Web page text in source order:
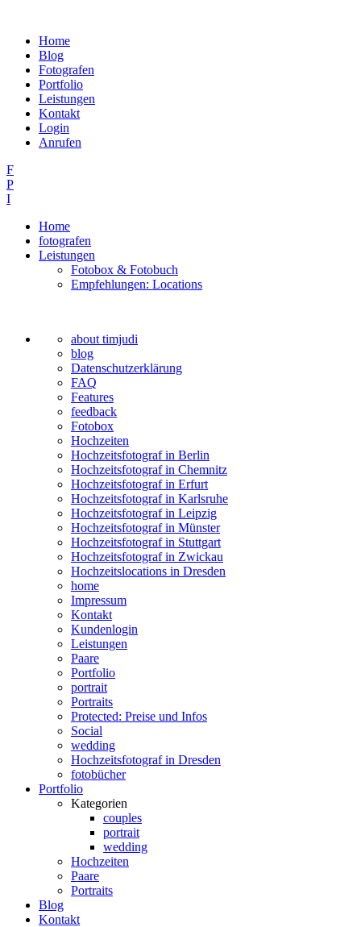
Home
Blog
Fotografen
Portfolio
Leistungen
Kontakt
Login
Anrufen
F
P
I
Home
fotografen
Leistungen
Fotobox & Fotobuch
Empfehlungen: Locations
about timjudi
blog
Datenschutzerklärung
FAQ
Features
feedback
Fotobox
Hochzeiten
Hochzeitsfotograf in Berlin
Hochzeitsfotograf in Chemnitz
Hochzeitsfotograf in Erfurt
Hochzeitsfotograf in Karlsruhe
Hochzeitsfotograf in Leipzig
Hochzeitsfotograf in Münster
Hochzeitsfotograf in Stuttgart
Hochzeitsfotograf in Zwickau
Hochzeitslocations in Dresden
home
Impressum
Kontakt
Kundenlogin
Leistungen
Paare
Portfolio
portrait
Portraits
Protected: Preise und Infos
Social
wedding
Hochzeitsfotograf in Dresden
fotobücher
Portfolio
Kategorien
couples
portrait
wedding
Hochzeiten
Paare
Portraits
Blog
Kontakt